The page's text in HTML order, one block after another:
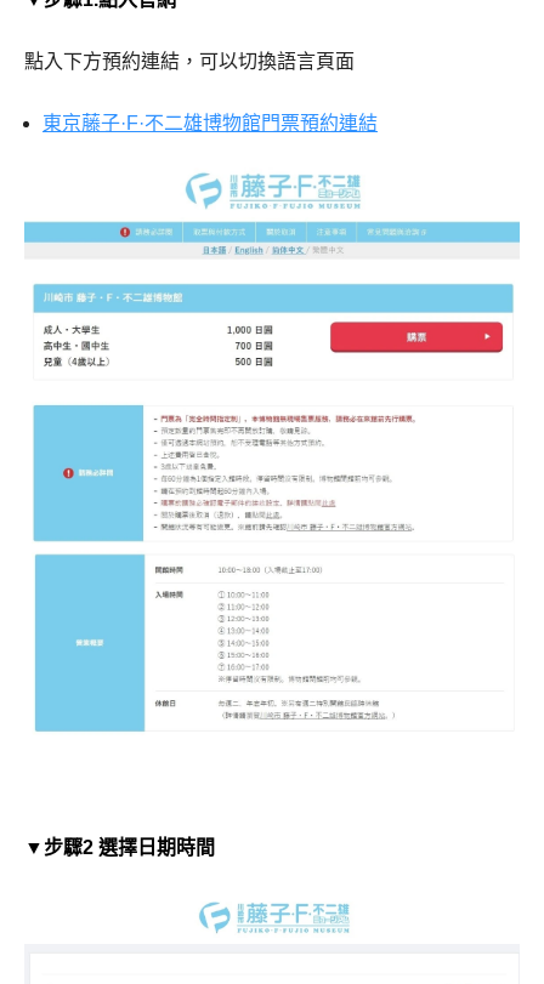
點入下方預約連結，可以切換語言頁面
東京藤子·F·不二雄博物館門票預約連結
▼步驟2 選擇日期時間